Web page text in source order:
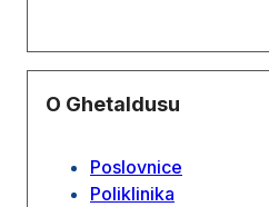
O Ghetaldusu
Poslovnice
Poliklinika